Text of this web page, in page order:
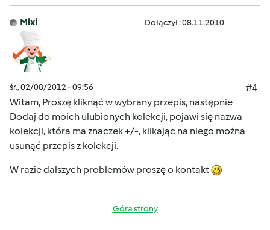
Mixi Dołączył : 08.11.2010
śr., 02/08/2012 - 09:56
#4
Witam, Proszę kliknąć w wybrany przepis, następnie
Dodaj do moich ulubionych kolekcji, pojawi się nazwa
kolekcji, która ma znaczek +/-, klikając na niego można
usunąć przepis z kolekcji.
W razie dalszych problemów proszę o kontakt
Góra strony